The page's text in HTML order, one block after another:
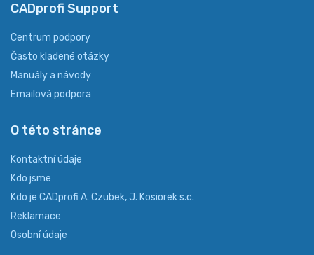
CADprofi Support
Centrum podpory
Často kladené otázky
Manuály a návody
Emailová podpora
O této stránce
Kontaktní údaje
Kdo jsme
Kdo je CADprofi A. Czubek, J. Kosiorek s.c.
Reklamace
Osobní údaje